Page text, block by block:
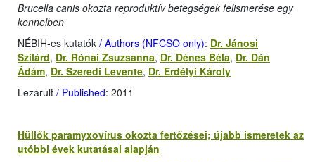
Brucella canis okozta reproduktív betegségek felismerése egy
kennelben
NÉBIH-es kutatók / Authors (NFCSO only): Dr. Jánosi
Szilárd, Dr. Rónai Zsuzsanna, Dr. Dénes Béla, Dr. Dán
Ádám, Dr. Szeredi Levente, Dr. Erdélyi Károly
Lezárult / Published: 2011
Hüllők paramyxovírus okozta fertőzései; újabb ismeretek az
utóbbi évek kutatásai alapján